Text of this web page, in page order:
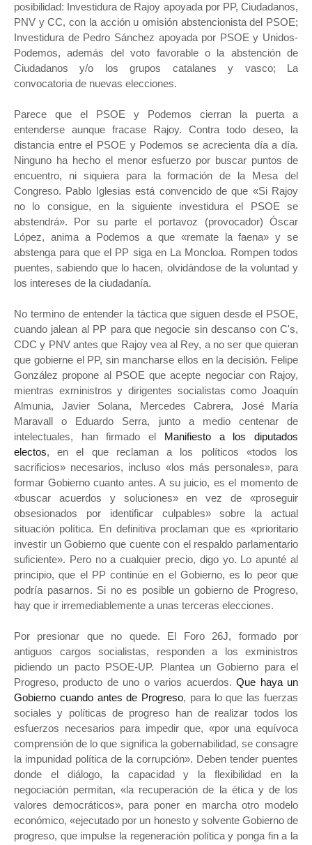
posibilidad: Investidura de Rajoy apoyada por PP, Ciudadanos,
PNV y CC, con la acción u omisión abstencionista del PSOE;
Investidura de Pedro Sánchez apoyada por PSOE y Unidos-
Podemos, además del voto favorable o la abstención de
Ciudadanos y/o los grupos catalanes y vasco; La
convocatoria de nuevas elecciones.
Parece que el PSOE y Podemos cierran la puerta a
entenderse aunque fracase Rajoy. Contra todo deseo, la
distancia entre el PSOE y Podemos se acrecienta día a día.
Ninguno ha hecho el menor esfuerzo por buscar puntos de
encuentro, ni siquiera para la formación de la Mesa del
Congreso. Pablo Iglesias está convencido de que «Si Rajoy
no lo consigue, en la siguiente investidura el PSOE se
abstendrá». Por su parte el portavoz (provocador) Óscar
López, anima a Podemos a que «remate la faena» y se
abstenga para que el PP siga en La Moncloa. Rompen todos
puentes, sabiendo que lo hacen, olvidándose de la voluntad y
los intereses de la ciudadanía.
No termino de entender la táctica que siguen desde el PSOE,
cuando jalean al PP para que negocie sin descanso con C's,
CDC y PNV antes que Rajoy vea al Rey, a no ser que quieran
que gobierne el PP, sin mancharse ellos en la decisión. Felipe
González propone al PSOE que acepte negociar con Rajoy,
mientras exministros y dirigentes socialistas como Joaquín
Almunia, Javier Solana, Mercedes Cabrera, José María
Maravall o Eduardo Serra, junto a medio centenar de
intelectuales, han firmado el Manifiesto a los diputados
electos, en el que reclaman a los políticos «todos los
sacrificios» necesarios, incluso «los más personales», para
formar Gobierno cuanto antes. A su juicio, es el momento de
«buscar acuerdos y soluciones» en vez de «proseguir
obsesionados por identificar culpables» sobre la actual
situación política. En definitiva proclaman que es «prioritario
investir un Gobierno que cuente con el respaldo parlamentario
suficiente». Pero no a cualquier precio, digo yo. Lo apunté al
principio, que el PP continúe en el Gobierno, es lo peor que
podría pasarnos. Si no es posible un gobierno de Progreso,
hay que ir irremediablemente a unas terceras elecciones.
Por presionar que no quede. El Foro 26J, formado por
antiguos cargos socialistas, responden a los exministros
pidiendo un pacto PSOE-UP. Plantea un Gobierno para el
Progreso, producto de uno o varios acuerdos.Que haya un
Gobierno cuando antes de Progreso, para lo que las fuerzas
sociales y políticas de progreso han de realizar todos los
esfuerzos necesarios para impedir que, «por una equívoca
comprensión de lo que significa la gobernabilidad, se consagre
la impunidad política de la corrupción». Deben tender puentes
donde el diálogo, la capacidad y la flexibilidad en la
negociación permitan, «la recuperación de la ética y de los
valores democráticos», para poner en marcha otro modelo
económico, «ejecutado por un honesto y solvente Gobierno de
progreso, que impulse la regeneración política y ponga fin a la